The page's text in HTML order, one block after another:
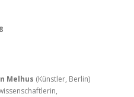
Melhus (Künstler, Berlin)